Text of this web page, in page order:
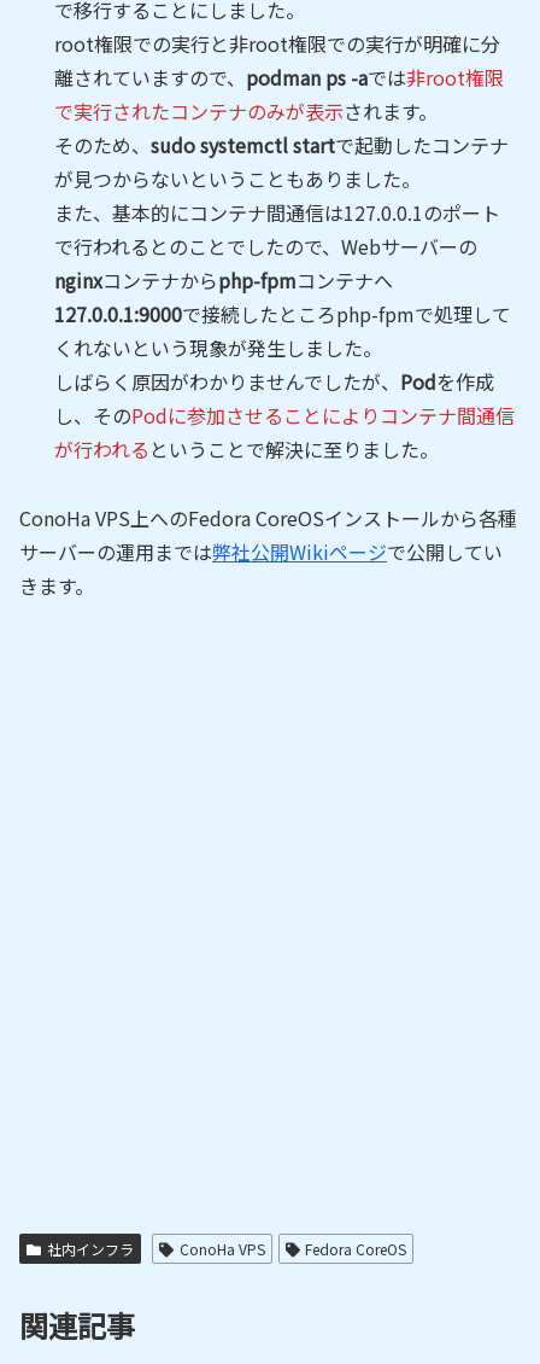
で移行することにしました。
root権限での実行と非root権限での実行が明確に分
離されていますので、 podman ps -aでは非root権限
で実行されたコンテナのみが表示されます。
そのため、sudo systemctl startで起動したコンテナ
が見つからないということもありました。
また、基本的にコンテナ間通信は127.0.0.1のポート
で行われるとのことでしたので、Webサーバーの
nginxコンテナからphp-fpmコンテナへ
127.0.0.1:9000で接続したところphp-fpmで処理して
くれないという現象が発生しました。
しばらく原因がわかりませんでしたが、 Podを作成
し、そのPodに参加させることによりコンテナ間通信
が行われる ということで解決に至りました。
ConoHa VPS上へのFedora CoreOSインストールから各種
サーバーの運用までは弊社公開Wikiページで公開してい
きます。
社内インフラ ConoHa VPS Fedora CoreOS
関連記事